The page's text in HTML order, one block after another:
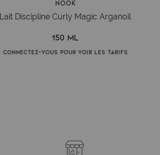
Nook
Lait Discipline Curly Magic Arganoil
150 ml
Connectez-vous pour voir les tarifs